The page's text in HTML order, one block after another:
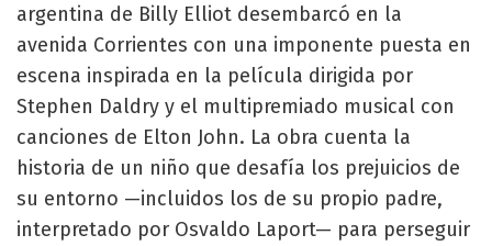
argentina de Billy Elliot desembarcó en la
avenida Corrientes con una imponente puesta en
escena inspirada en la película dirigida por
Stephen Daldry y el multipremiado musical con
canciones de Elton John. La obra cuenta la
historia de un niño que desafía los prejuicios de
su entorno —incluidos los de su propio padre,
interpretado por Osvaldo Laport— para perseguir